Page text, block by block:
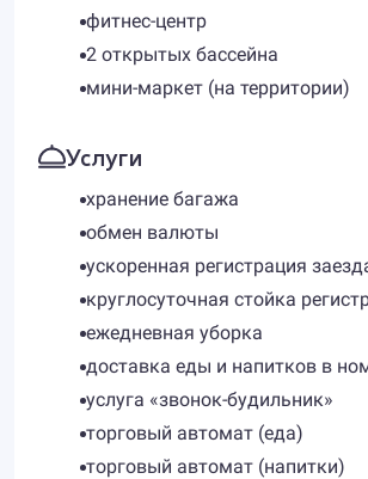
фитнес-центр
2 открытых бассейна
мини-маркет (на территории)
Услуги
хранение багажа
обмен валюты
ускоренная регистрация
круглосуточная стойка
ежедневная уборка
доставка еды и напитков в
услуга «звонок-будильник»
торговый автомат (еда)
торговый автомат (напитки)